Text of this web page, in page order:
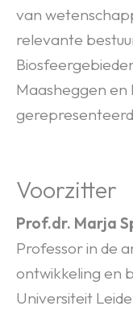
van
relevante
Maasheggen en
Voorzitter
Prof.dr. Marja
Professor in de
ontwikkeling en
Universiteit